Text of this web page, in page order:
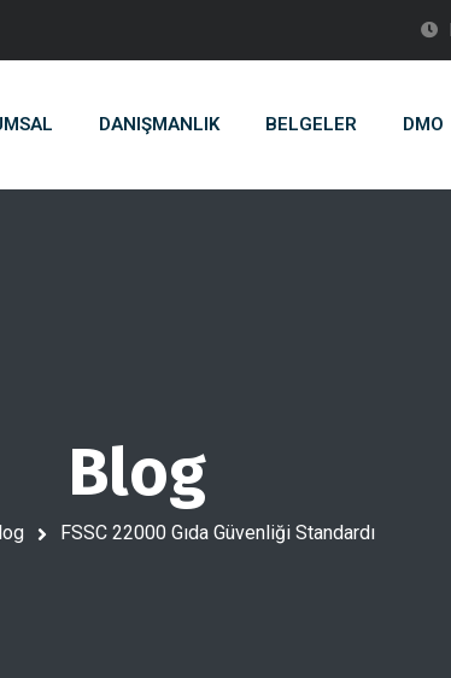
DANIŞMANLIK BELGELER DMO
Blog
FSSC 22000 Gıda Güvenliği Standardı